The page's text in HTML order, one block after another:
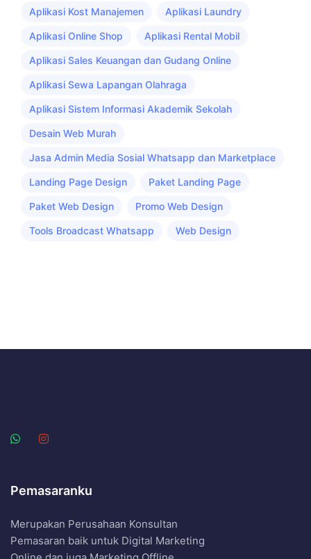
Aplikasi Kost Manajemen Aplikasi Laundry
Aplikasi Online Shop Aplikasi Rental Mobil
Aplikasi Sales Keuangan dan Gudang Online
Aplikasi Sewa Lapangan Olahraga
Aplikasi Sistem Informasi Akademik Sekolah
Desain Web Murah
Jasa Admin Media Sosial Whatsapp dan Marketplace
Landing Page Design Paket Landing Page
Paket Web Design Promo Web Design
Tools Broadcast Whatsapp Web Design
Pemasaranku
Merupakan Perusahaan Konsultan
Pemasaran baik untuk Digital Marketing